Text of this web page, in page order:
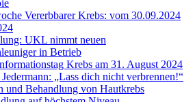
Vererbbarer Krebs: vom 30.09.2024
UKL nimmt neuen
in Betrieb
Krebs am 31. August 2024
„Lass dich nicht verbrennen!“
und Behandlung von Hautkrebs